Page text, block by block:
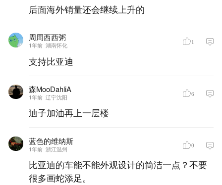
后面海外销量还会继续上升的
周周西西粥
1年前 湖南怀化 1
支持比亚迪
森MooDahliA
1年前 辽宁沈阳 6
迪子加油再上一层楼
蓝色的维纳斯
1年前 浙江温州 0
比亚迪的车能不能外观设计的简洁一点？不要
很多画蛇添足。